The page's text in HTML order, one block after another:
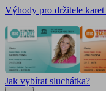
Výhody pro držitele karet
Jak vybírat sluchátka?